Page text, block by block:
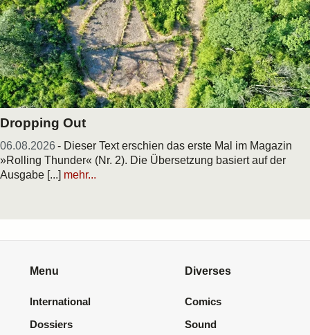
Dropping Out
06.08.2026 - Dieser Text erschien das erste Mal im Magazin
»Rolling Thunder« (Nr. 2). Die Übersetzung basiert auf der
Ausgabe [...] mehr...
Menu
International
Dossiers
Diverses
Comics
Sound